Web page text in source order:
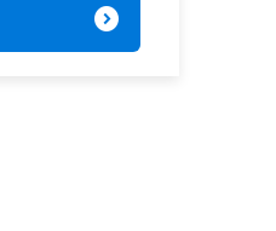
expand_circle_right